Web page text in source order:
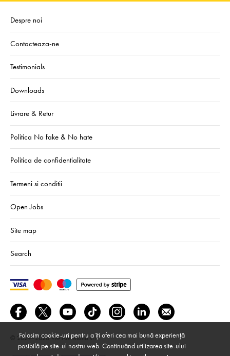
Despre noi
Contacteaza-ne
Testimonials
Downloads
Livrare & Retur
Politica No fake & No hate
Politica de confidentialitate
Termeni si conditii
Open Jobs
Site map
Search
© 2024–2026 We Are Mono srl
Folosim cookie-uri pentru a îți oferi cea mai bună experiență
posibilă pe site-ul nostru web. Continuând utilizarea site-ului